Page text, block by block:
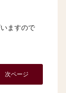
ますので
次ページ